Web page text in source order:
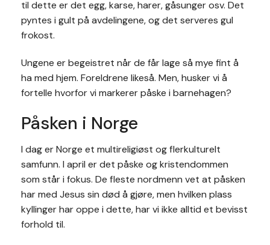
til dette er det egg, karse, harer, gåsunger osv. Det
pyntes i gult på avdelingene, og det serveres gul
frokost.
Ungene er begeistret når de får lage så mye fint å
ha med hjem. Foreldrene likeså. Men, husker vi å
fortelle hvorfor vi markerer påske i barnehagen?
Påsken i Norge
I dag er Norge et multireligiøst og flerkulturelt
samfunn. I april er det påske og kristendommen
som står i fokus. De fleste nordmenn vet at påsken
har med Jesus sin død å gjøre, men hvilken plass
kyllinger har oppe i dette, har vi ikke alltid et bevisst
forhold til.